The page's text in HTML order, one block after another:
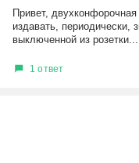
Привет,
издавать, периодически,
выключенной из
1 ответ